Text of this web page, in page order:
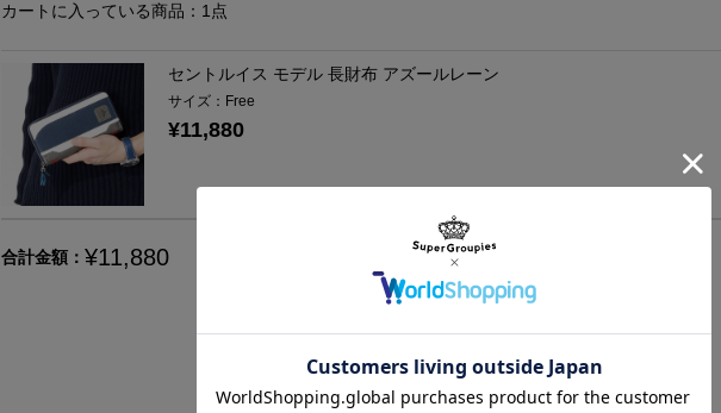
カートに入っている商品： 1 点
セントルイス モデル 長財布 アズールレーン
サイズ：Free
¥11,880
合計金額： ¥11,880
ログイン/会員登録してお会計に進む